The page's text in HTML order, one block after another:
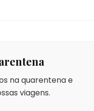
na quarentena e
viagens.